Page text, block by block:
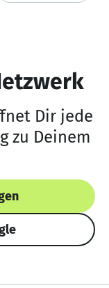
Dir jede
zu Deinem